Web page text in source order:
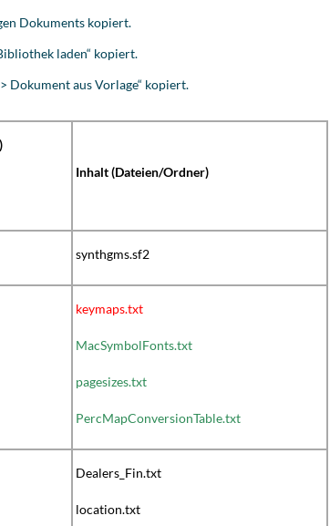
Dokuments kopiert.
laden“ kopiert.
Dokument aus Vorlage“ kopiert.
Inhalt (Dateien/Ordner)
synthgms.sf2
keymaps.txt
MacSymbolFonts.txt
pagesizes.txt
PercMapConversionTable.txt
Dealers_Fin.txt
location.txt